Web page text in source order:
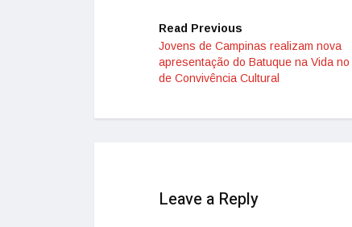
Read Previous
Jovens de Campinas realizam nova
apresentação do Batuque na Vida no
de Convivência Cultural
Leave a Reply